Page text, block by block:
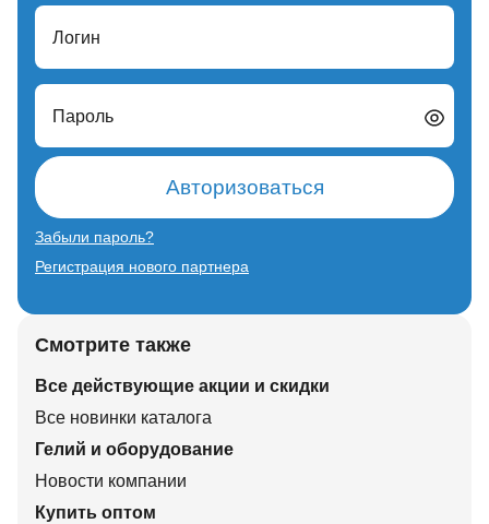
Логин
Пароль
Авторизоваться
Забыли пароль?
Регистрация нового партнера
Смотрите также
Все действующие акции и скидки
Все новинки каталога
Гелий и оборудование
Новости компании
Купить оптом